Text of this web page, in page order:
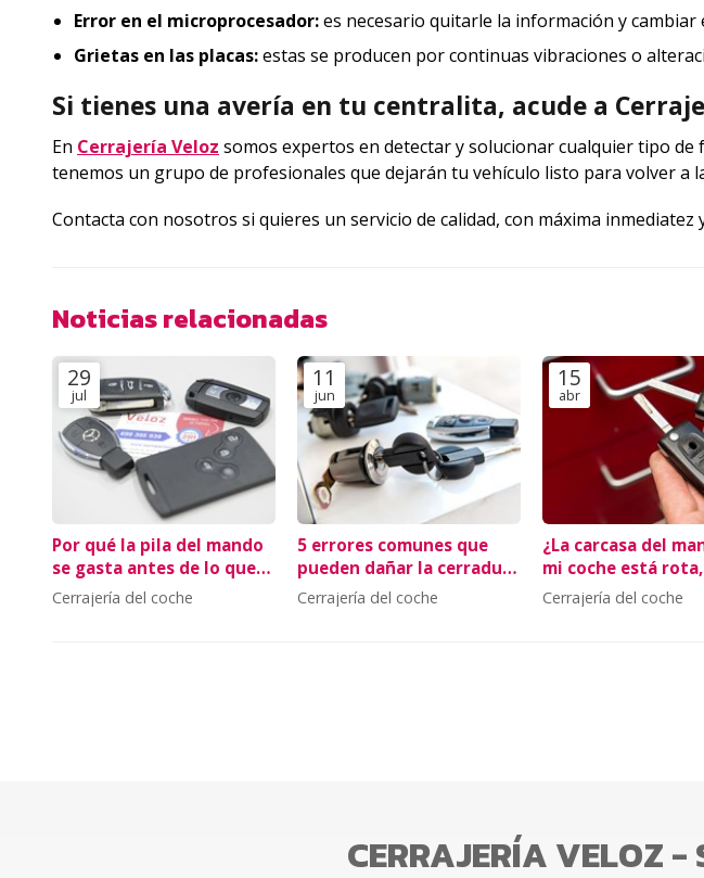
Error en el microprocesador:es necesario quitarle la información y cambiar
Grietas en las placas:estas se producen por continuas vibraciones o
Si tienes una avería en tu centralita, acude a
En Cerrajería Veloz somos expertos en detectar y solucionar cualquier tipo
tenemos un grupo de profesionales que dejarán tu vehículo listo para volver a
Contacta con nosotros si quieres un servicio de calidad, con máxima
Noticias relacionadas
29
jul
Por qué la pila del mando
se gasta antes de lo que
crees
Cerrajería del coche
11
jun
5 errores comunes que
pueden dañar la cerradura
de tu coche
Cerrajería del coche
15
abr
¿La carcasa del
mi coche está
solución?
Cerrajería del coche
CERRAJERÍA VELOZ -